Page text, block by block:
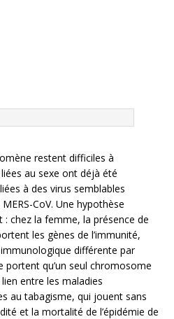
restent difficiles à
au sexe ont déjà été
à des virus semblables
CoV. Une hypothèse
chez la femme, la présence de
les gènes de l’immunité,
différente par
qu’un seul chromosome
entre les maladies
au tabagisme, qui jouent sans
et la mortalité de l’épidémie de